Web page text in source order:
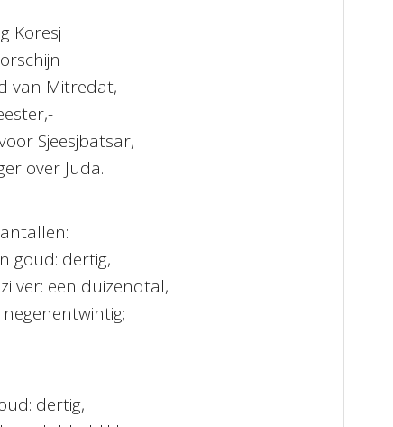
Koresj
van Mitredat,
Sjeesjbatsar,
over Juda.
goud: dertig,
een duizendtal,
dertig,